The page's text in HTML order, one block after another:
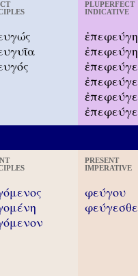
PLUPERFECT
INDICATIVE
ἐπεφεύγη
PRESENT
IMPERATIVE
φεύγου
φεύγεσθε